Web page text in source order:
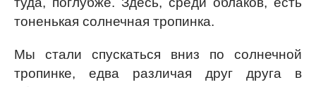
тоненькая солнечная тропинка.
Мы стали спускаться вниз по солнечной
тропинке, едва различая друг друга в